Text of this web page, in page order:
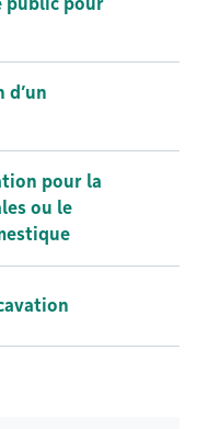
d’un
pour la
ou le